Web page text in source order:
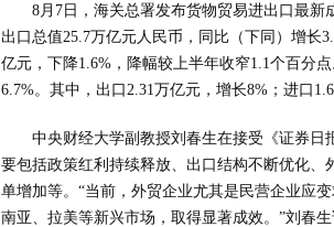
8月7日，海关总署发布货物贸易进出口最新
出口总值25.7万亿元人民币，同比（下同）增长
亿元，下降1.6%，降幅较上半年收窄1.1个百分
6.7%。其中，出口2.31万亿元，增长8%；进口
中央财经大学副教授刘春生在接受《证券
要包括政策红利持续释放、出口结构不断优化
单增加等。“当前，外贸企业尤其是民营企业应
南亚、拉美等新兴市场，取得显著成效。”刘春生